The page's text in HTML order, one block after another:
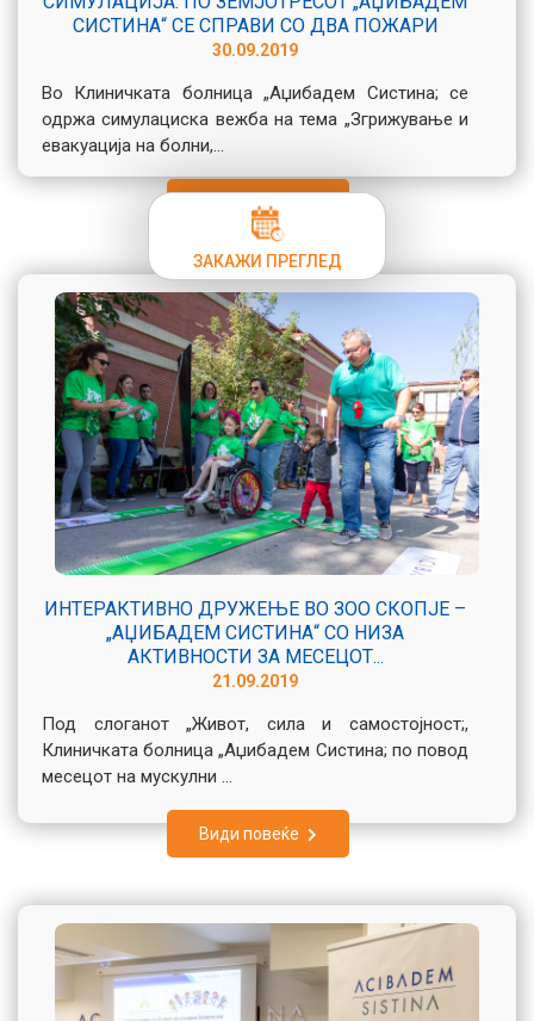
СИСТИНА“ СЕ СПРАВИ СО ДВА ПОЖАРИ
30.09.2019
Во Клиничката болница „Аџибадем Систина; се
одржа симулациска вежба на тема „Згрижување и
евакуација на болни,...
Види повеќе
ИНТЕРАКТИВНО ДРУЖЕЊЕ ВО ЗОО СКОПЈЕ –
„АЏИБАДЕМ СИСТИНА“ СО НИЗА
АКТИВНОСТИ ЗА МЕСЕЦОТ...
21.09.2019
Под слоганот „Живот, сила и самостојност;,
Клиничката болница „Аџибадем Систина; по повод
месецот на мускулни ...
Види повеќе
ЗАКАЖИ ПРЕГЛЕД